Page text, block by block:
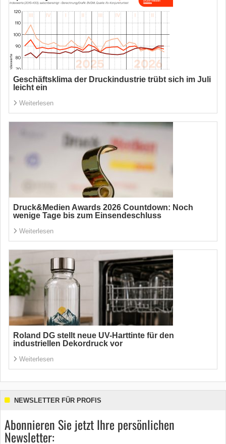
Geschäftsklima der Druckindustrie trübt sich im Juli
leicht ein
Weiterlesen
Druck&Medien Awards 2026 Countdown: Noch
wenige Tage bis zum Einsendeschluss
Weiterlesen
Roland DG stellt neue UV-Harttinte für den
industriellen Dekordruck vor
Weiterlesen
NEWSLETTER FÜR PROFIS
Abonnieren Sie jetzt Ihre persönlichen
Newsletter: